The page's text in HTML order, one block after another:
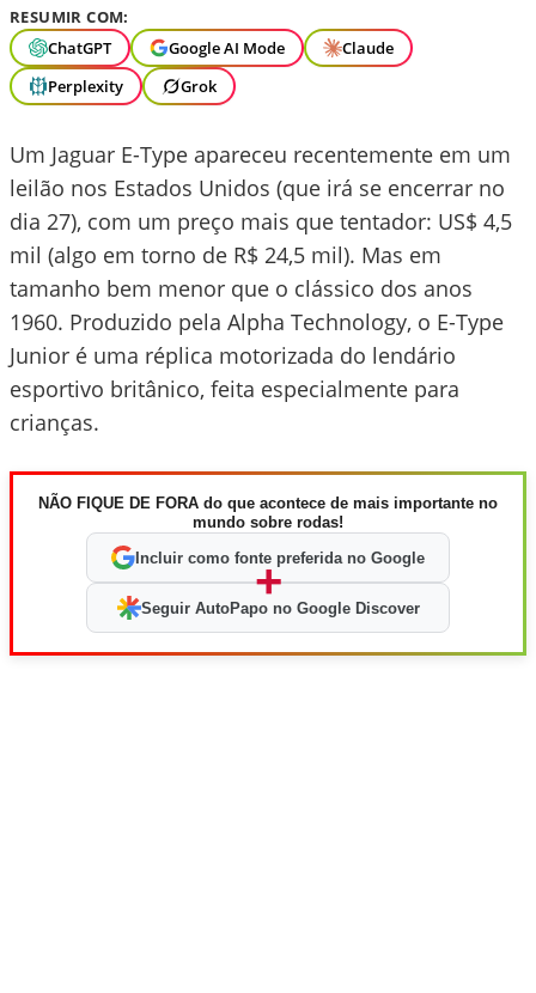
RESUMIR COM:
ChatGPT
Google AI Mode
Claude
Perplexity
Grok
Um Jaguar E-Type apareceu recentemente em um
leilão nos Estados Unidos (que irá se encerrar no
dia 27), com um preço mais que tentador: US$ 4,5
mil (algo em torno de R$ 24,5 mil). Mas em
tamanho bem menor que o clássico dos anos
1960. Produzido pela Alpha Technology, o E-Type
Junior é uma réplica motorizada do lendário
esportivo britânico, feita especialmente para
crianças.
NÃO FIQUE DE FORA do que acontece de mais importante no
mundo sobre rodas!
Incluir como fonte preferida no Google
+
Seguir AutoPapo no Google Discover